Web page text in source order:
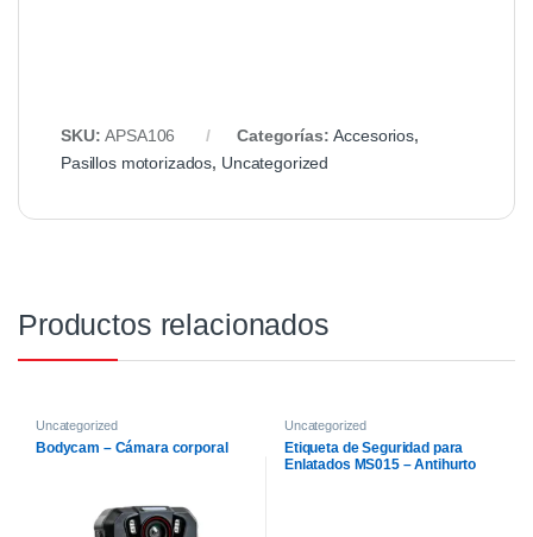
SKU:APSA106 Categorías:Accesorios,
Pasillos motorizados, Uncategorized
Productos relacionados
Uncategorized
Bodycam – Cámara corporal
Uncategorized
Etiqueta de Seguridad para
Enlatados MS015 – Antihurto